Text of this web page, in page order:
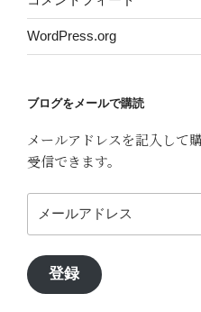
WordPress.org
ブログをメールで購読
メールアドレスを記入して
受信できます。
ー
ア
ド
登録